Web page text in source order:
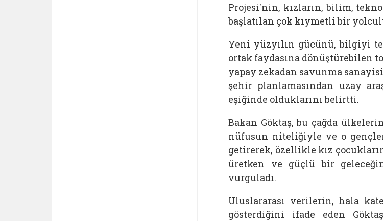
Projesi'nin, kızların, bilim,
başlatılan çok kıymetli bir
Yeni yüzyılın gücünü, bilgiyi
ortak faydasına dönüştürebilen
yapay zekadan savunma
şehir planlamasından uzay
eşiğinde olduklarını belirtti.
Bakan Göktaş, bu çağda
nüfusun niteliğiyle ve o
getirerek, özellikle kız
üretken ve güçlü bir
vurguladı.
Uluslararası verilerin, hala
gösterdiğini ifade eden